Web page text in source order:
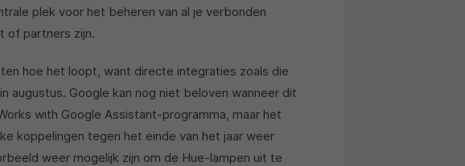
plek voor het beheren van al je verbonden
of partners zijn.
hoe het loopt, want directe integraties zoals die
augustus. Google kan nog niet beloven wanneer dit
with Google Assistant-programma, maar het
koppelingen tegen het einde van het jaar weer
weer mogelijk zijn om de Hue-lampen uit te